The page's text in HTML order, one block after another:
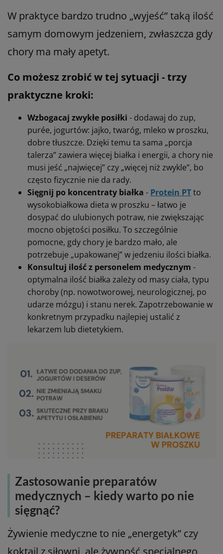
W praktyce bardzo trudno „wyjeść” taką ilość
samym domowym jedzeniem, zwłaszcza gdy
chory ma mały apetyt.
Co możesz zrobić w tej sytuacji - trzy
praktyczne kroki:
Wzbogacaj zwykłe posiłki - dodawaj do zup,
purée, jogurtów: jajko, twaróg, mleko w proszku,
dobre tłuszcze. Dzięki temu ta sama „porcja
talerza” zawiera więcej białka i energii, a chory nie
musi jeść „najwięcej” czy „więcej niż zwykle”, bo
często fizycznie nie da rady.
Sięgnij po koncentraty białka - Protein PTto
wysokobiałkowa dieta w proszku – łatwo je
dosypać do ulubionych potraw, nie zwiększając
mocno objętości posiłku. To szczególnie
pomocne, gdy chory je bardzo mało, ale
potrzebuje „upakowanej” w jedzeniu ilości białka.
Konsultuj ilość z personelem medycznym -
optymalna ilość białka zależy od masy ciała, typu
choroby (np. nowotworowej, neurologicznej, po
udarze mózgu) i stanu nerek. Zapotrzebowanie w
konkretnym przypadku najlepiej ustalić z
lekarzem lub dietetykiem.
Zastosowanie preparatów
medycznych – kiedy warto po nie
sięgnąć?
Żywienie medyczne to nie „energetyk” czy
koktajl z siłowni, ale żywność specjalnego